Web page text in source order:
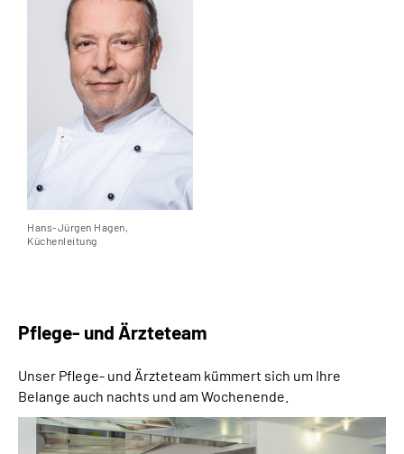
Hans-Jürgen Hagen,
Küchenleitung
Pflege- und Ärzteteam
Unser Pflege- und Ärzteteam kümmert sich um Ihre
Belange auch nachts und am Wochenende.